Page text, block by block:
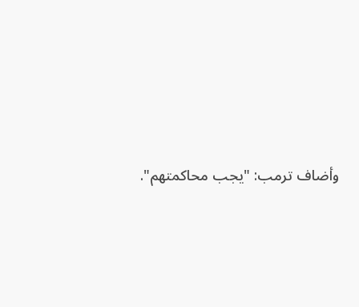
وأضاف ترمب: "يجب محاكمتهم".